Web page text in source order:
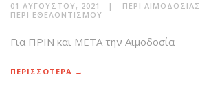
01 ΑΥΓΟΎΣΤΟΥ, 2021
ΠΕΡΊ ΑΙΜΟΔΟΣΊΑΣ
ΠΕΡΊ ΕΘΕΛΟΝΤΙΣΜΟΎ
Για ΠΡΙΝ και ΜΕΤΑ την Αιμοδοσία
ΠΕΡΙΣΣΟΤΕΡΑ →